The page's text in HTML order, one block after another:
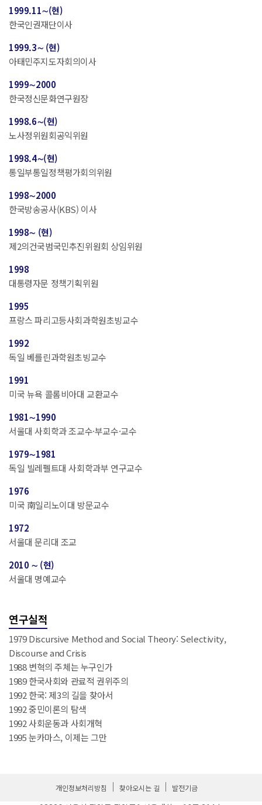
1999.11∼(현)
한국인권재단이사
1999.3∼ (현)
아태민주지도자회의이사
1999∼2000
한국정신문화연구원장
1998.6∼(현)
노사정위원회공익위원
1998.4∼(현)
통일부통일정책평가회의위원
1998∼2000
한국방송공사(KBS) 이사
1998∼ (현)
제2의건국범국민추진위원회 상임위원
1998
대통령자문 정책기획위원
1995
프랑스 파리고등사회과학원초빙교수
1992
독일 베를린과학원초빙교수
1991
미국 뉴욕 콜롬비아대 교환교수
1981∼1990
서울대 사회학과 조교수·부교수·교수
1979∼1981
독일 빌레펠트대 사회학과부 연구교수
1976
미국 南일리노이대 방문교수
1972
서울대 문리대 조교
2010 ∼ (현)
서울대 명예교수
연구실적
1979 Discursive Method and Social Theory: Selectivity,
Discourse and Crisis
1988 변혁의 주체는 누구인가
1989 한국사회와 관료적 권위주의
1992 한국: 제3의 길을 찾아서
1992 중민이론의 탐색
1992 사회운동과 사회개혁
1995 눈카마스, 이제는 그만
개인정보처리방침 찾아오시는 길 발전기금